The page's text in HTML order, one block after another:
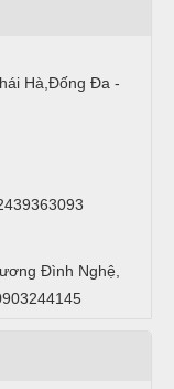
Hà,Đống Đa -
Đình Nghệ,